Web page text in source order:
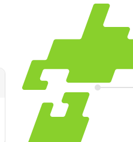
選んでください
エリアの
すすめ求人特集